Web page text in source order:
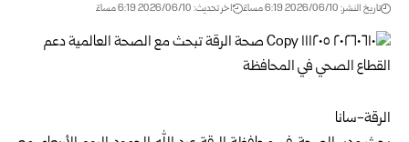
تاريخ النشر: 2026/06/10 6:19 مساءً اخر تحديث: 2026/06/10 6:19 مساءً
الرقة-سانا‌‎ ‎